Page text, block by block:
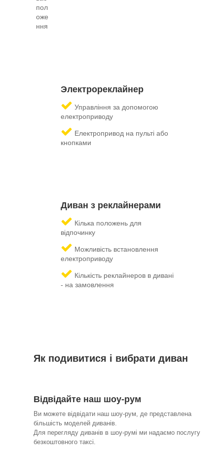
пол
оже
ння
Электрореклайнер
Управління за допомогою
електроприводу
Електропривод на пульті або
кнопками
Диван з реклайнерами
Кілька положень для
відпочинку
Можливість встановлення
електроприводу
Кількість реклайнеров в дивані
- на замовлення
Як подивитися і вибрати диван
Відвідайте наш шоу-рум
Ви можете відвідати наш шоу-рум, де представлена
більшість моделей диванів.
Для перегляду диванів в шоу-румі ми надаємо послугу
безкоштовного таксі.